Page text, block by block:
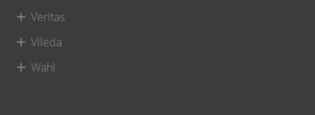
Veritas
Vileda
Wahl